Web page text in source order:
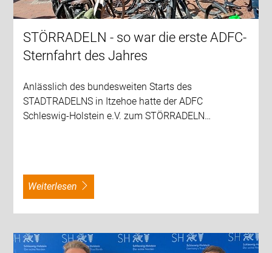
STÖRRADELN - so war die erste ADFC-
Sternfahrt des Jahres
Anlässlich des bundesweiten Starts des
STADTRADELNS in Itzehoe hatte der ADFC
Schleswig-Holstein e.V. zum STÖRRADELN…
weiterlesen